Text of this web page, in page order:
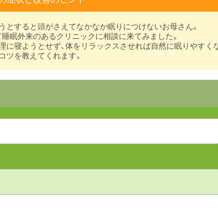
とすると頭がさえてなかなか眠りにつけないお母さん。
眠外来のあるクリニックに相談に来てみました。
に寝ようとせず、体をリラックスさせれば自然に眠りやすく
ツを教えてくれます。